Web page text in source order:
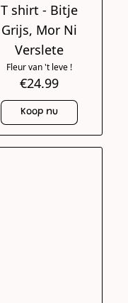
T shirt - Bitje
Grijs, Mor Ni
Verslete
Fleur van 't leve !
€24.99
Koop nu